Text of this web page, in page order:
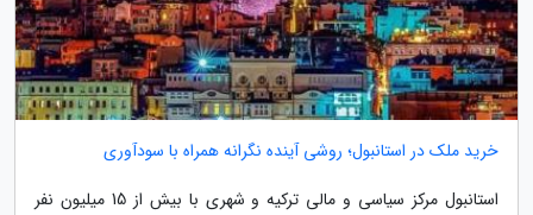
خرید ملک در استانبول؛ روشی آینده نگرانه همراه با سودآوری
استانبول مرکز سیاسی و مالی ترکیه و شهری با بیش از 15 میلیون نفر